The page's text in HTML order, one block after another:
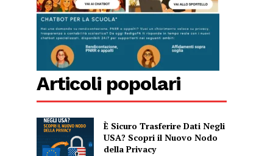
Articoli popolari
È Sicuro Trasferire Dati Negli
USA? Scopri il Nuovo Nodo
della Privacy